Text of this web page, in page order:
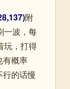
附
一波，每
玩，打得
有概率
的话慢